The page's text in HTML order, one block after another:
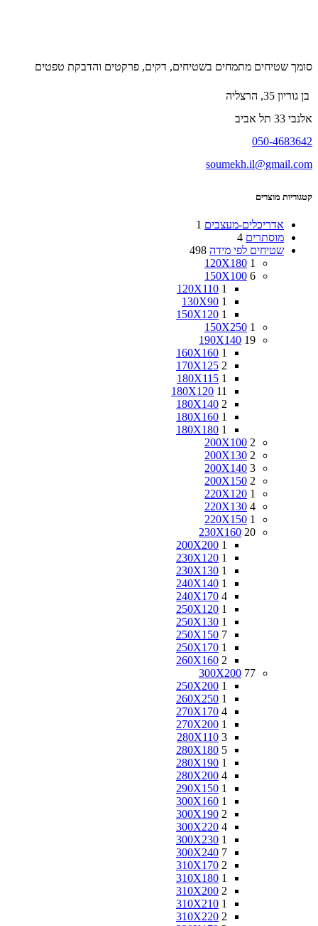
סומך שטיחים מתמחים בשטיחים, דקים, פרקטים והדבקת טפטים
בן גוריון 35, הרצליה
אלנבי 33 תל אביב
050-4683642
soumekh.il@gmail.com
קטגוריות מוצרים
אדריכלים-מעצבים 1
מוסתרים 4
שטיחים לפי מידה 498
120X180 1
150X100 6
120X110 1
130X90 1
150X120 1
150X250 1
190X140 19
160X160 1
170X125 2
180X115 1
180X120 11
180X140 2
180X160 1
180X180 1
200X100 2
200X130 2
200X140 3
200X150 2
220X120 1
220X130 4
220X150 1
230X160 20
200X200 1
230X120 1
230X130 1
240X140 1
240X170 4
250X120 1
250X130 1
250X150 7
250X170 1
260X160 2
300X200 77
250X200 1
260X250 1
270X170 4
270X200 1
280X110 3
280X180 5
280X190 1
280X200 4
290X150 1
300X160 1
300X190 2
300X220 4
300X230 1
300X240 7
310X170 2
310X180 1
310X200 2
310X210 1
310X220 2